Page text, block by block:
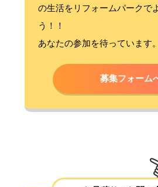
の生活をリフォームパークで
う！！
あなたの参加を待っています。
募集フォーム